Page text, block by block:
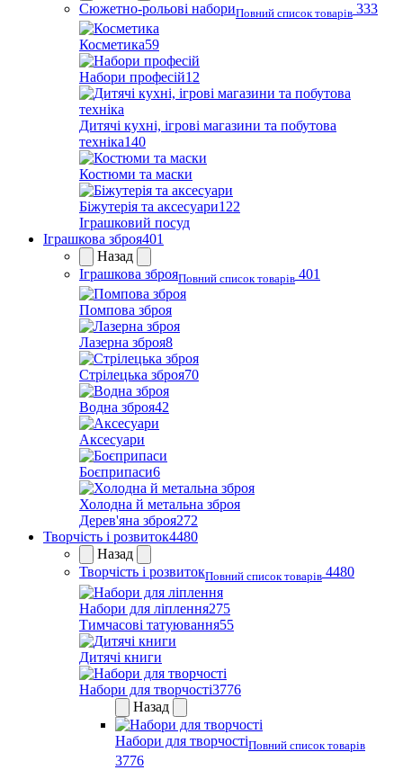
Сюжетно-рольові набориПовний список товарів 333
Косметика59
Набори професій12
Дитячі кухні, ігрові магазини та побутова
техніка140
Костюми та маски
Біжутерія та аксесуари122
Іграшковий посуд
Іграшкова зброя401
Назад
Іграшкова зброяПовний список товарів 401
Помпова зброя
Лазерна зброя8
Стрілецька зброя70
Водна зброя42
Аксесуари
Боєприпаси6
Холодна й метальна зброя
Дерев'яна зброя272
Творчість і розвиток4480
Назад
Творчість і розвитокПовний список товарів 4480
Набори для ліплення275
Тимчасові татуювання55
Дитячі книги
Набори для творчості3776
Назад
Набори для творчостіПовний список товарів
3776